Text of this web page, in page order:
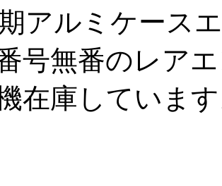
アルミケース
号無番のレア
在庫していま